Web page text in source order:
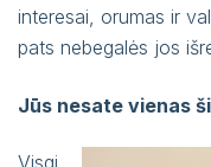
interesai, orumas ir
pats nebegalės jos
Jūs nesate vienas